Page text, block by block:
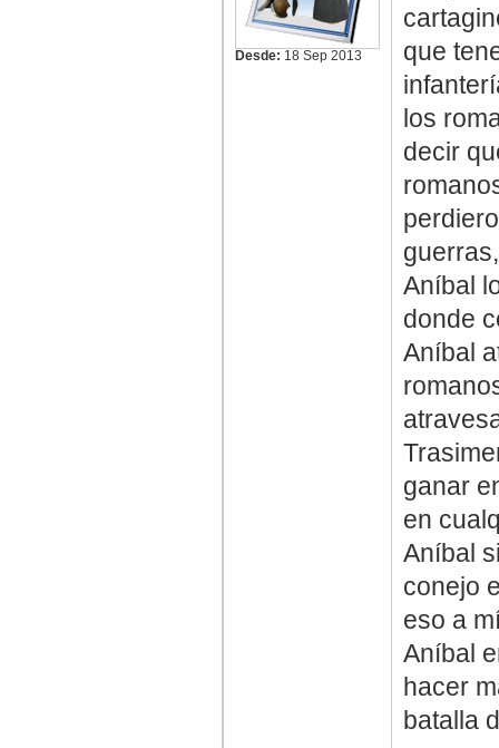
Desde: 18 Sep 2013
que
los
decir
Aníbal
donde
Aníbal
ganar
en
Aníbal
conejo
eso a
Aníbal
hacer
batalla